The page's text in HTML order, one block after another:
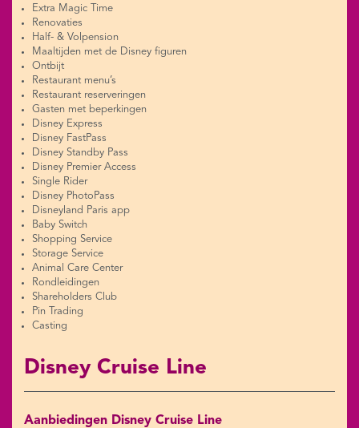
Extra Magic Time
Renovaties
Half- & Volpension
Maaltijden met de Disney figuren
Ontbijt
Restaurant menu’s
Restaurant reserveringen
Gasten met beperkingen
Disney Express
Disney FastPass
Disney Standby Pass
Disney Premier Access
Single Rider
Disney PhotoPass
Disneyland Paris app
Baby Switch
Shopping Service
Storage Service
Animal Care Center
Rondleidingen
Shareholders Club
Pin Trading
Casting
Disney Cruise Line
Aanbiedingen Disney Cruise Line